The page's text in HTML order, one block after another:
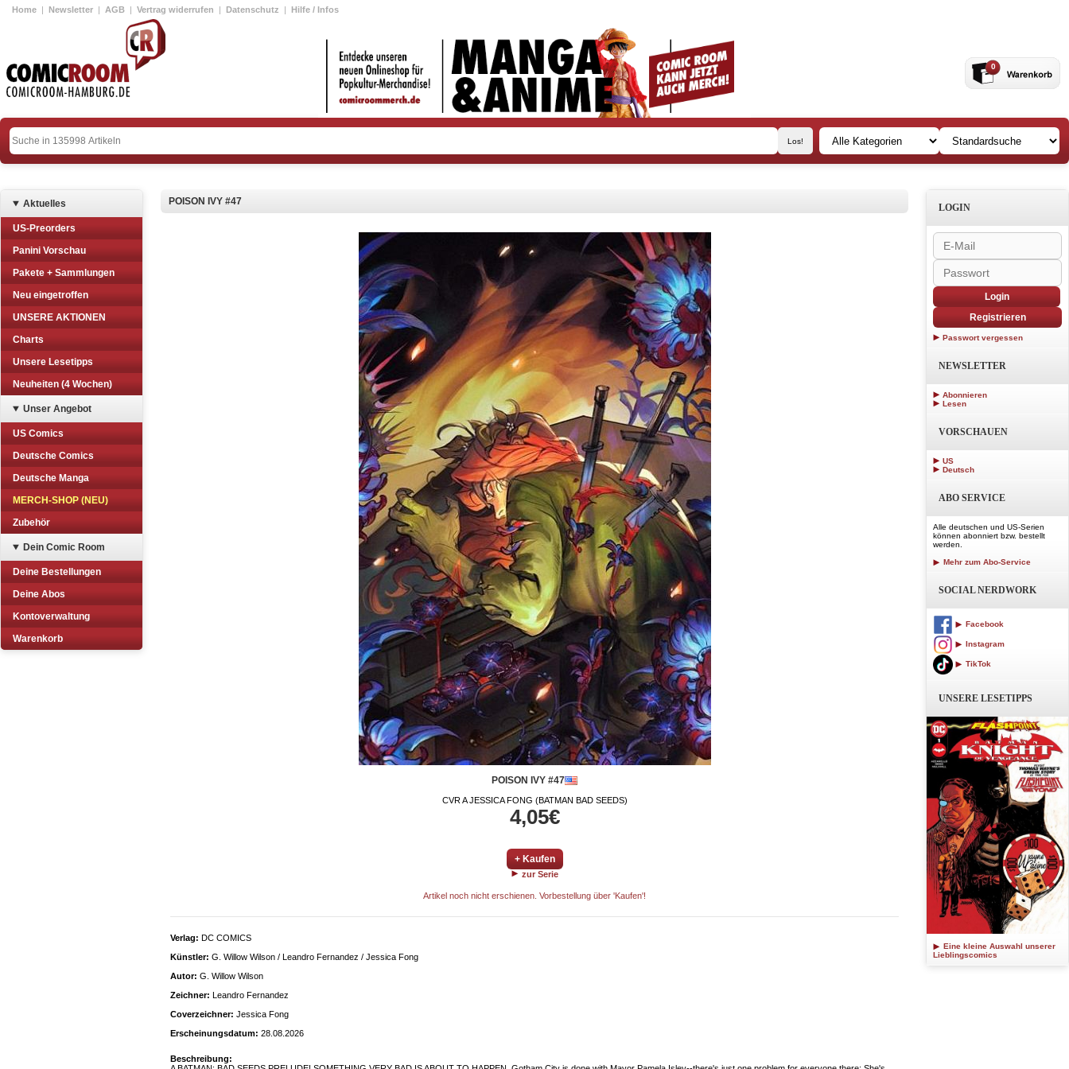
Home | Newsletter | AGB | Vertrag widerrufen | Datenschutz | Hilfe / Infos
0
Aktuelles
US-Preorders
Panini Vorschau
Pakete + Sammlungen
Neu eingetroffen
UNSERE AKTIONEN
Charts
Unsere Lesetipps
Neuheiten (4 Wochen)
Unser Angebot
US Comics
Deutsche Comics
Deutsche Manga
MERCH-SHOP (NEU)
Zubehör
Dein Comic Room
Deine Bestellungen
Deine Abos
Kontoverwaltung
Warenkorb
POISON IVY #47
POISON IVY #47
CVR A JESSICA FONG (BATMAN BAD SEEDS)
4,05€
+ Kaufen
zur Serie
Artikel noch nicht erschienen. Vorbestellung über 'Kaufen'!
Verlag: DC COMICS
Künstler: G. Willow Wilson / Leandro Fernandez / Jessica Fong
Autor: G. Willow Wilson
Zeichner: Leandro Fernandez
Coverzeichner: Jessica Fong
Erscheinungsdatum: 28.08.2026
Beschreibung:
LOGIN
Login
Registrieren
Passwort vergessen
NEWSLETTER
Abonnieren
Lesen
VORSCHAUEN
US
Deutsch
ABO SERVICE
Alle deutschen und US-Serien
können abonniert bzw. bestellt
werden.
Mehr zum Abo-Service
SOCIAL NERDWORK
Facebook
Instagram
TikTok
UNSERE LESETIPPS
Eine kleine Auswahl unserer
Lieblingscomics